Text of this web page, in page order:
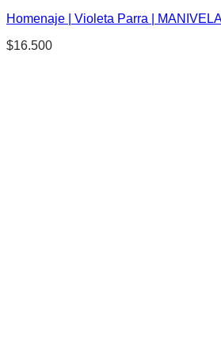
Homenaje | Violeta Parra |
$16.500